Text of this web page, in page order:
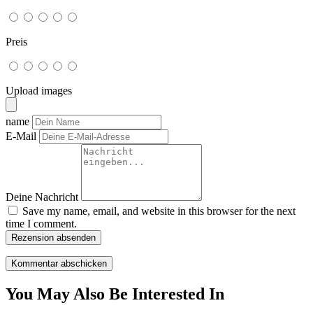
Preis
Upload images
name
E-Mail
Deine Nachricht
Save my name, email, and website in this browser for the next
time I comment.
Rezension absenden
You May Also Be Interested In